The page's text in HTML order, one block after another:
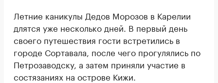
Летние каникулы Дедов Морозов в Карелии
длятся уже несколько дней. В первый день
своего путешествия гости встретились в
городе Сортавала, после чего прогулялись по
Петрозаводску, а затем приняли участие в
состязаниях на острове Кижи.